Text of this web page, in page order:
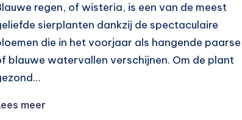
regen, of wisteria, is een van de meest
sierplanten dankzij de spectaculaire
die in het voorjaar als hangende paarse
blauwe watervallen verschijnen. Om de plant
meer